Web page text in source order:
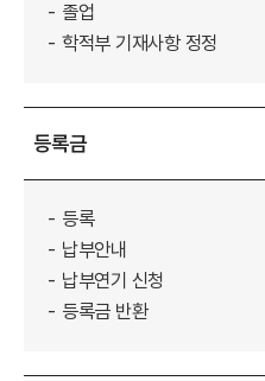
졸업
학적부 기재사항 정정
등록금
등록
납부안내
납부연기 신청
등록금 반환